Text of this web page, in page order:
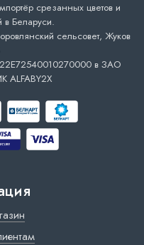
срезанных цветов и
в Беларуси.
сельсовет, Жуков
в ЗАО
ALFABY2X